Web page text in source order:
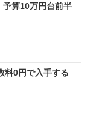
予算10万円台前半
料0円で入手する